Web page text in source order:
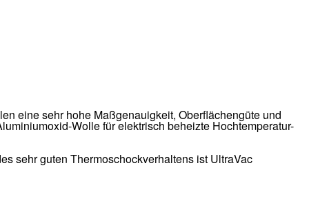
eine sehr hohe Maßgenauigkeit, Oberflächengüte und
Wolle für elektrisch beheizte Hochtemperatur-
sehr guten Thermoschockverhaltens ist UltraVac